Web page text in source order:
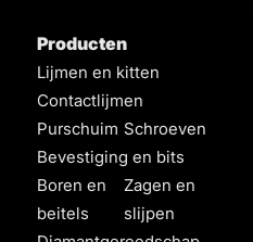
Producten
Lijmen en kitten
Contactlijmen
Purschuim Schroeven
Bevestiging en bits
Boren en
beitels
Zagen en
slijpen